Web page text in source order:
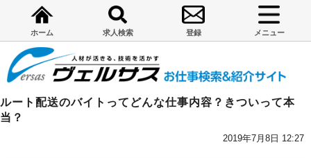
ホーム 求人検索 登録 メニュー
ルート配送のバイトってどんな仕事内容？きついって本
当？
2019年7月8日 12:27